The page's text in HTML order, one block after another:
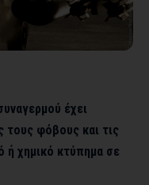
έχει
τους φόβους και τις
ή χημικό κτύπημα σε